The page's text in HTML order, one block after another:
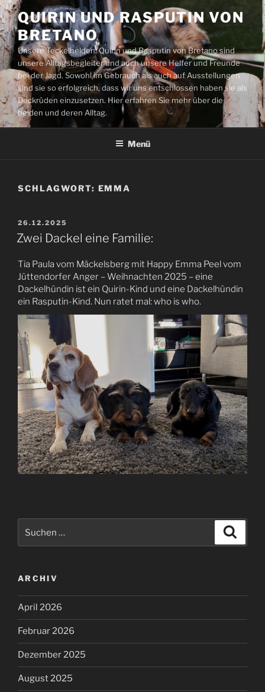
Zum
Inhalt
springen
QUIRIN UND RASPUTIN VON
BRETANO
Unsere Teckelhelden: Quirin und Rasputin von Bretano sind
unsere Alltagsbegleiter und auch unsere Helfer und Freunde
bei der Jagd. Sowohl im Gebrauch als auch auf Ausstellungen
sind sie so erfolgreich, dass wir uns entschlossen haben sie als
Deckrüden einzusetzen. Hier erfahren Sie mehr über die
beiden und deren Alltag.
Menü
SCHLAGWORT: EMMA
VERÖFFENTLICHT
AM
26.12.2025
Zwei Dackel eine Familie:
Tia Paula vom Mäckelsberg mit Happy Emma Peel vom
Jüttendorfer Anger – Weihnachten 2025 – eine
Dackelhündin ist ein Quirin-Kind und eine Dackelhündin
ein Rasputin-Kind. Nun ratet mal: who is who.
nach:
ARCHIV
April 2026
Februar 2026
Dezember 2025
August 2025